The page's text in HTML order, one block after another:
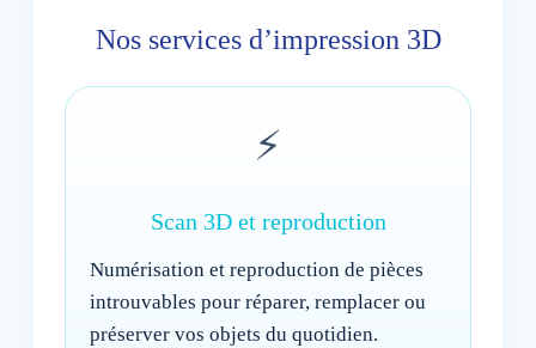
Nos services d’impression 3D
⚡
Scan 3D et reproduction
Numérisation et reproduction de pièces
introuvables pour réparer, remplacer ou
préserver vos objets du quotidien.